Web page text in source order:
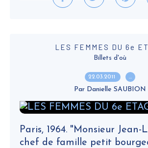
LES FEMMES DU 6e
Billets d'où
22.03.2011 …
Par Danielle SAUBION
Paris, 1964. "Monsieur Jean-
chef de famille petit